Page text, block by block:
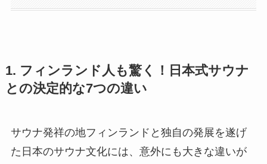
1. フィンランド人も驚く！日本式サウナ
との決定的な7つの違い
サウナ発祥の地フィンランドと独自の発展を遂げ
た日本のサウナ文化には、意外にも大きな違いが